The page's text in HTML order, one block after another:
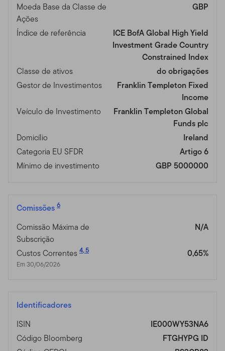
Moeda Base da Classe de
Ações
GBP
Índice de referência
ICE BofA Global High Yield
Investment Grade Country
Constrained Index
Classe de ativos
do obrigações
Gestor de Investimentos
Franklin Templeton Fixed
Income
Veículo de Investimento
Franklin Templeton Global
Funds plc
Domicílio
Ireland
Categoria EU SFDR
Artigo 6
Mínimo de investimento
GBP 5000000
Comissões 6
Comissão Máxima de
Subscrição
N/A
Custos Correntes 4,5
Em 30/06/2026
0,65%
Identificadores
ISIN
IE000WY53NA6
Código Bloomberg
FTGHYPG ID